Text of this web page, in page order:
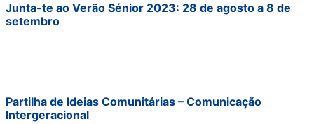
Junta-te ao Verão Sénior 2023: 28 de agosto a 8 de
setembro
Partilha de Ideias Comunitárias – Comunicação
Intergeracional